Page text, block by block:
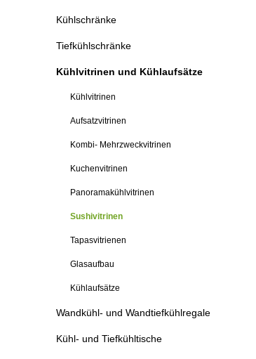
Kühlschränke
Tiefkühlschränke
Kühlvitrinen und Kühlaufsätze
Kühlvitrinen
Aufsatzvitrinen
Kombi- Mehrzweckvitrinen
Kuchenvitrinen
Panoramakühlvitrinen
Sushivitrinen
Tapasvitrienen
Glasaufbau
Kühlaufsätze
Wandkühl- und Wandtiefkühlregale
Kühl- und Tiefkühltische